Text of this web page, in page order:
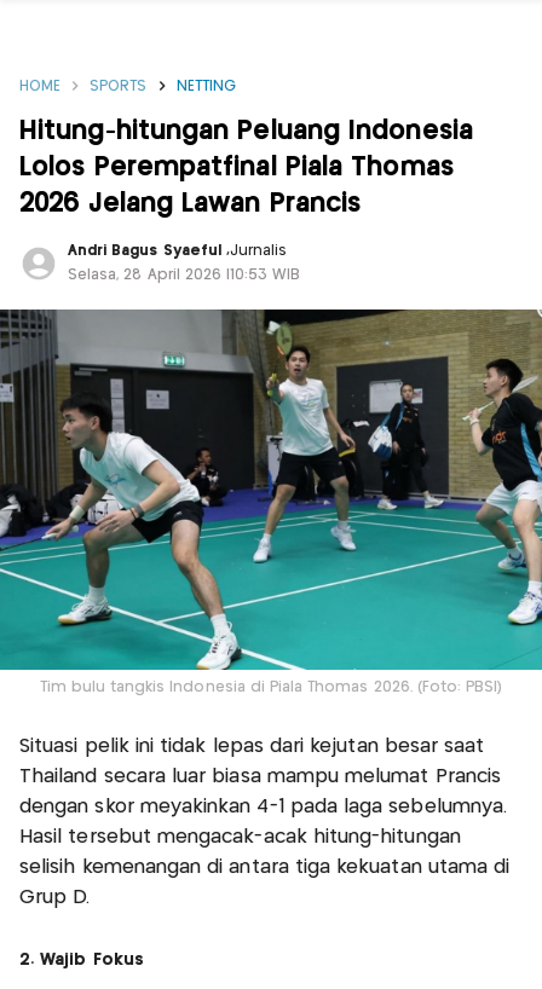
HOME SPORTS NETTING
Hitung-hitungan Peluang Indonesia
Lolos Perempatfinal Piala Thomas
2026 Jelang Lawan Prancis
Andri Bagus Syaeful ,Jurnalis
Selasa, 28 April 2026 |10:53 WIB
Tim bulu tangkis Indonesia di Piala Thomas 2026. (Foto: PBSI)
Situasi pelik ini tidak lepas dari kejutan besar saat
Thailand secara luar biasa mampu melumat Prancis
dengan skor meyakinkan 4-1 pada laga sebelumnya.
Hasil tersebut mengacak-acak hitung-hitungan
selisih kemenangan di antara tiga kekuatan utama di
Grup D.
2. Wajib Fokus